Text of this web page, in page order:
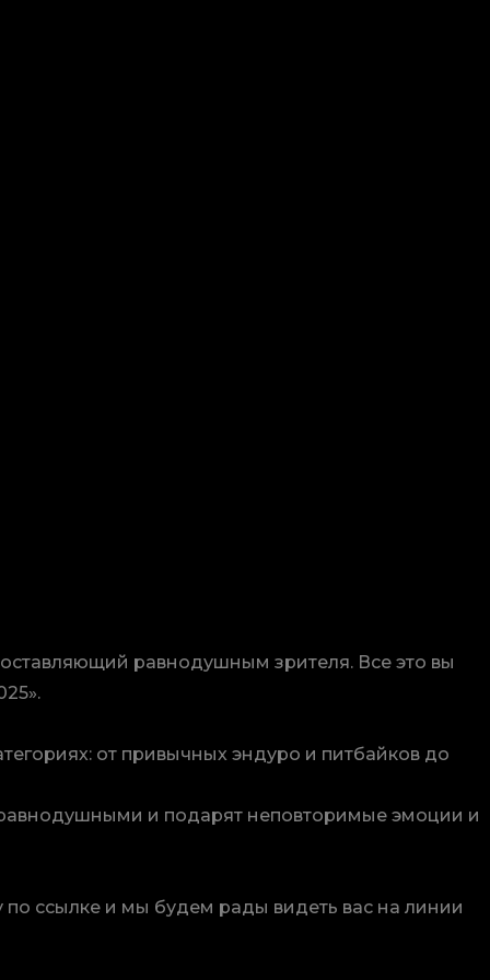
равнодушным зрителя. Все это вы
от привычных эндуро и питбайков до
и подарят неповторимые эмоции и
по ссылке и мы будем рады видеть вас на линии